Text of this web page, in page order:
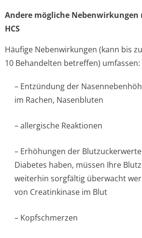
Andere mögliche
HCS
Häufige Nebenwirkungen (kann bis
10 Behandelten betreffen) umfassen:
– Entzündung der
im Rachen, Nasenbluten
– allergische Reaktionen
– Erhöhungen der
Diabetes haben, müssen Ihre
weiterhin sorgfältig überwacht
von Creatinkinase im Blut
– Kopfschmerzen